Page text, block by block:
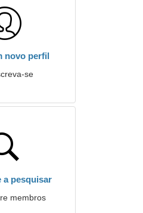
novo perfil
se
a pesquisar
membros